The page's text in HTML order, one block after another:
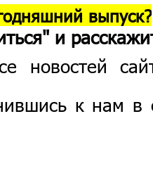
выпуск?
и
новостей
к нам